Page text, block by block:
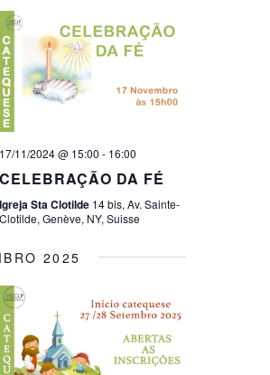
R
C
H
A
N
D
V
E
W
S
A
V
A
N
17/11/2024 @ 15:00 - 16:00
CELEBRAÇÃO DA FÉ
Igreja Sta Clotilde 14 bis, Av. Sainte-
Clotilde, Genève, NY, Suisse
2025